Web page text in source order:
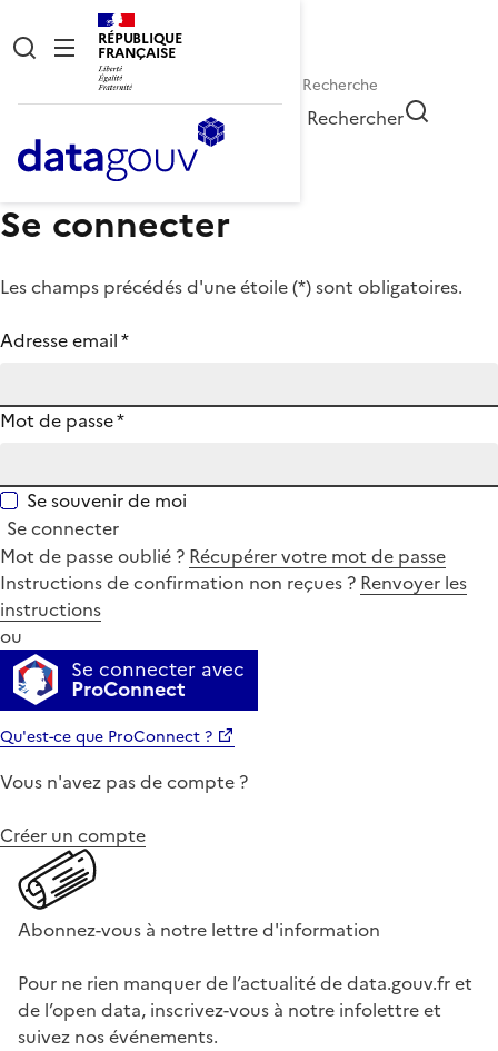
RÉPUBLIQUE
FRANÇAISE
Rechercher
Se connecter
Les champs précédés d'une étoile (*) sont obligatoires.
Adresse email*
Mot de passe*
Se souvenir de moi
Se connecter
Mot de passe oublié ? Récupérer votre mot de passe
Instructions de confirmation non reçues ? Renvoyer les
instructions
ou
Se connecter avec
ProConnect
Qu'est-ce que ProConnect ?
Vous n'avez pas de compte ?
Créer un compte
Abonnez-vous à notre lettre d'information
Pour ne rien manquer de l’actualité de data.gouv.fr et
de l’open data, inscrivez-vous à notre infolettre et
suivez nos événements.